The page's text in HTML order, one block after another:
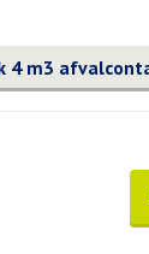
4 m3